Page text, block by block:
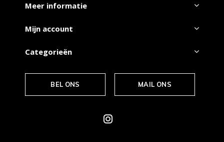
Meer informatie
Mijn account
Categorieën
BEL ONS MAIL ONS